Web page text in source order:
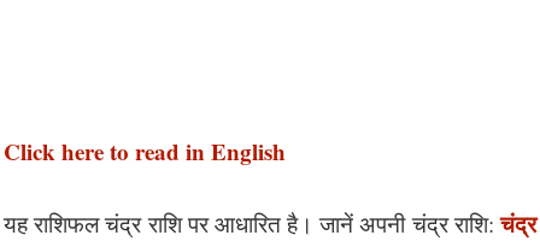
Click here to read in English
यह राशिफल चंद्र राशि पर आधारित है। जानें अपनी चंद्र राशि: चंद्र